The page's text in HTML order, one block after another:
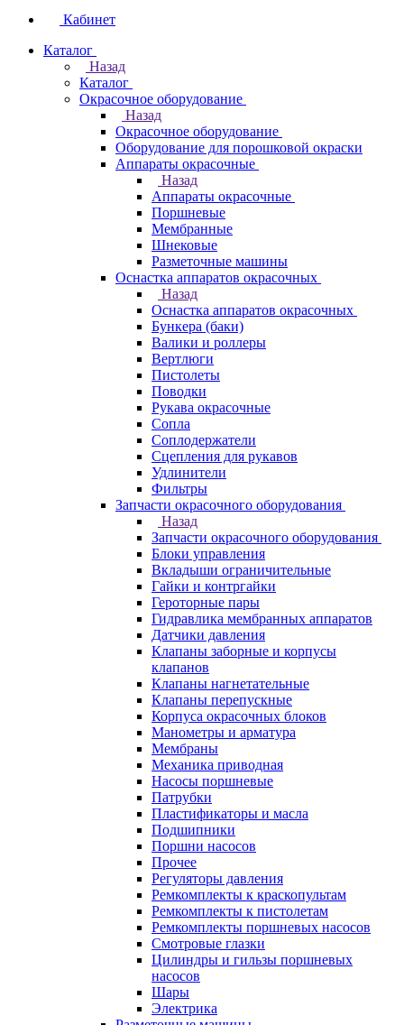
Кабинет
Каталог
Назад
Каталог
Окрасочное оборудование
Назад
Окрасочное оборудование
Оборудование для порошковой окраски
Аппараты окрасочные
Назад
Аппараты окрасочные
Поршневые
Мембранные
Шнековые
Разметочные машины
Оснастка аппаратов окрасочных
Назад
Оснастка аппаратов окрасочных
Бункера (баки)
Валики и роллеры
Вертлюги
Пистолеты
Поводки
Рукава окрасочные
Сопла
Соплодержатели
Сцепления для рукавов
Удлинители
Фильтры
Запчасти окрасочного оборудования
Назад
Запчасти окрасочного оборудования
Блоки управления
Вкладыши ограничительные
Гайки и контргайки
Героторные пары
Гидравлика мембранных аппаратов
Датчики давления
Клапаны заборные и корпусы
клапанов
Клапаны нагнетательные
Клапаны перепускные
Корпуса окрасочных блоков
Манометры и арматура
Мембраны
Механика приводная
Насосы поршневые
Патрубки
Пластификаторы и масла
Подшипники
Поршни насосов
Прочее
Регуляторы давления
Ремкомплекты к краскопультам
Ремкомплекты к пистолетам
Ремкомплекты поршневых насосов
Смотровые глазки
Цилиндры и гильзы поршневых
насосов
Шары
Электрика